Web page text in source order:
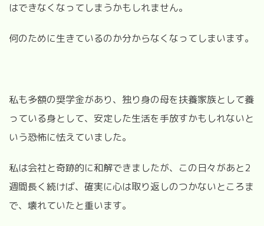
はできなくなってしまうかもしれません。
何のために生きているのか分からなくなってしまいます。
私も多額の奨学金があり、独り身の母を扶養家族として養
っている身として、安定した生活を手放すかもしれないと
いう恐怖に怯えていました。
私は会社と奇跡的に和解できましたが、この日々があと2
週間長く続けば、確実に心は取り返しのつかないところま
で、壊れていたと重います。